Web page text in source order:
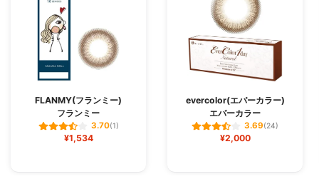
FLANMY(フランミー)
フランミー
3.70(1)
¥1,534
evercolor(エバーカラー)
エバーカラー
3.69(24)
¥2,000